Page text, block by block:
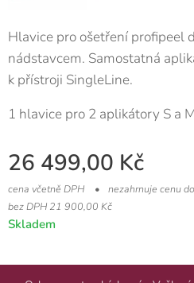
Hlavice pro ošetření profipeel
nádstavcem. Samostatná
k přístroji SingleLine.
1 hlavice pro 2 aplikátory S a M
26 499,00 Kč
cena včetně DPH
nezahrnuje cenu
bez DPH 21 900,00 Kč
Skladem